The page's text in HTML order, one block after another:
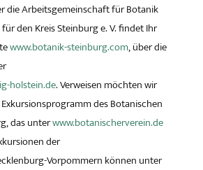
die Arbeitsgemeinschaft für Botanik
den Kreis Steinburg e. V. findet Ihr
www.botanik-steinburg.com, über die
holstein.de. Verweisen möchten wir
des Botanischen
das unterwww.botanischerverein.de
der
Vorpommern können unter